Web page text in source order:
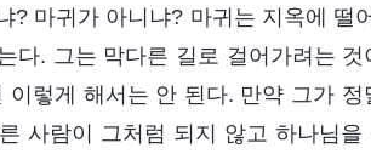
? 마귀가 아니냐? 마귀는 지옥에 떨
다. 그는 막다른 길로 걸어가려는 것
렇게 해서는 안 된다. 만약 그가 정
사람이 그처럼 되지 않고 하나님을